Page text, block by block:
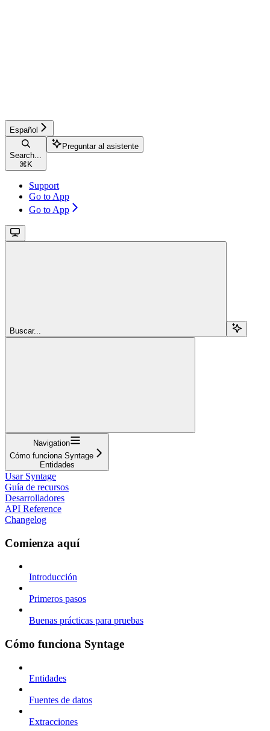
Español
Search...
⌘ K
Preguntar al asistente
Support
Go to App
Go to App
Buscar...
Navigation
Cómo funciona Syntage
Entidades
Usar Syntage
Guía de recursos
Desarrolladores
API Reference
Changelog
Comienza aquí
Introducción
Primeros pasos
Buenas prácticas para pruebas
Cómo funciona Syntage
Entidades
Fuentes de datos
Extracciones